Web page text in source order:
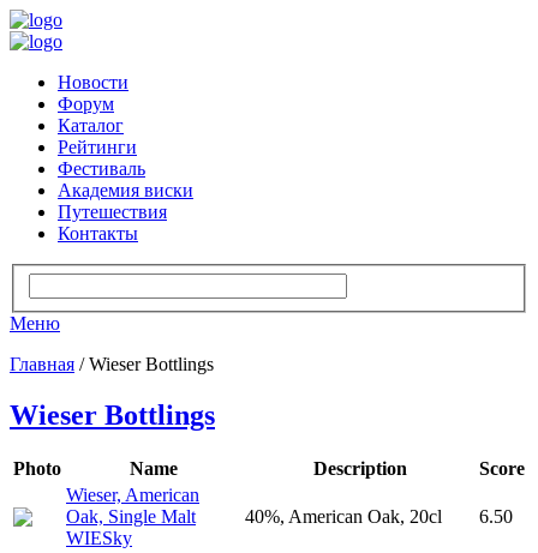
Новости
Форум
Каталог
Рейтинги
Фестиваль
Академия виски
Путешествия
Контакты
Меню
Главная / Wieser Bottlings
Wieser Bottlings
Photo Name Description
Score
Wieser, American
Oak, Single Malt
WIESky
40%, American Oak, 20cl 6.50